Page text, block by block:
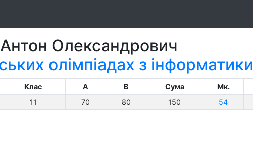
Олександрович
олімпіадах з інформатики
Клас A B Сума Мк.
11 70 80 150 54